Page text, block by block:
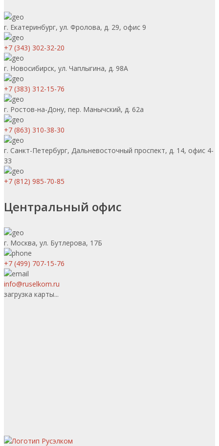
г. Екатеринбург, ул. Фролова, д. 29, офис 9
+7 (343) 302-32-20
г. Новосибирск, ул. Чаплыгина, д. 98А
+7 (383) 312-15-76
г. Ростов-на-Дону, пер. Манычский, д. 62а
+7 (863) 310-38-30
г. Санкт-Петербург, Дальневосточный проспект, д. 14, офис 4-
33
+7 (812) 985-70-85
Центральный офис
г. Москва, ул. Бутлерова, 17Б
+7 (499) 707-15-76
info@ruselkom.ru
загрузка карты...